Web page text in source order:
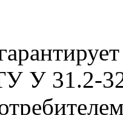
У 31.2-